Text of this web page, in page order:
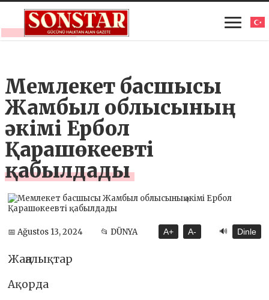
Мемлекет басшысы
Жамбыл облысының
әкімі Ербол
Қарашөкеевті
қабылдады
📅 Ağustos 13, 2024 📂 DÜNYA A+ A- 🔊 Dinle
Жаңалықтар
Ақорда